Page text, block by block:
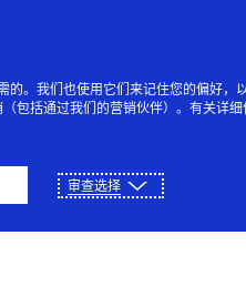
售点以
付款。
理
地减少
加收
保护敏
并简化
合作伙
案。
和基础
立联
定制可
求的解
和字段
查看用
API 的
户支持
及阅读
查找 API
指导资
成为支
领域的
样的企
内扩
获取关
。我们也使用它们来记住您的偏好，
包括通过我们的营销伙伴）。有关详
审查选择